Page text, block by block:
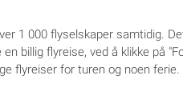
1 000 flyselskaper samtidig.
billig flyreise, ved å klikke på
flyreiser for turen og noen ferie.